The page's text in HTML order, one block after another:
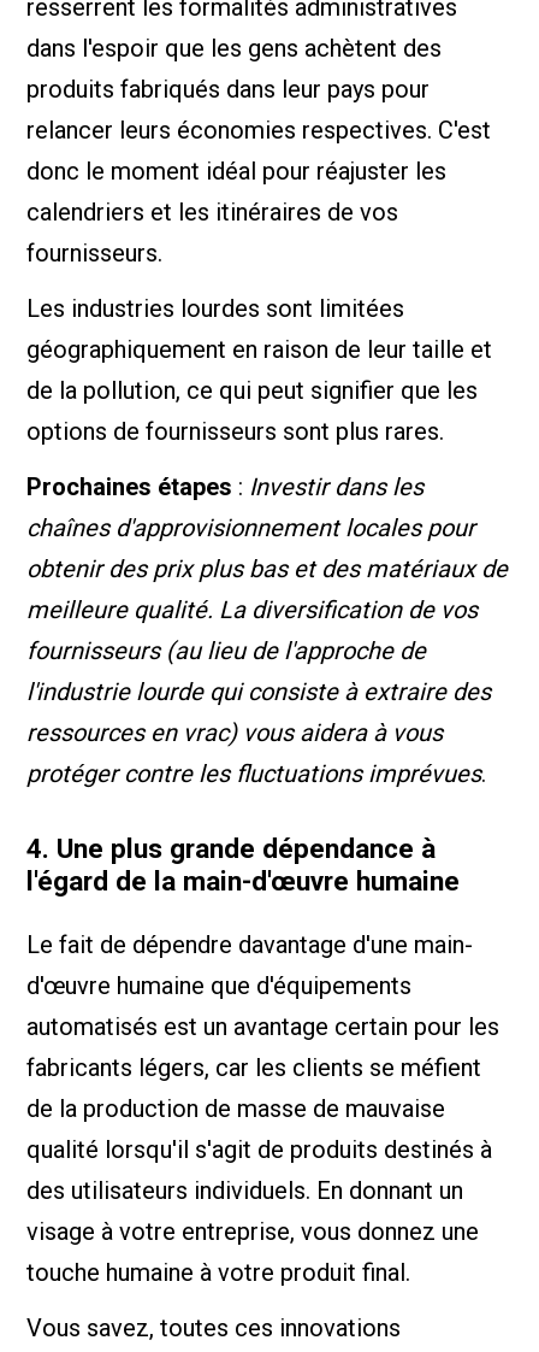
resserrent les formalités administratives
dans l'espoir que les gens achètent des
produits fabriqués dans leur pays pour
relancer leurs économies respectives. C'est
donc le moment idéal pour réajuster les
calendriers et les itinéraires de vos
fournisseurs.
Les industries lourdes sont limitées
géographiquement en raison de leur taille et
de la pollution, ce qui peut signifier que les
options de fournisseurs sont plus rares.
Prochaines étapes : Investir dans les
chaînes d'approvisionnement locales pour
obtenir des prix plus bas et des matériaux de
meilleure qualité. La diversification de vos
fournisseurs (au lieu de l'approche de
l'industrie lourde qui consiste à extraire des
ressources en vrac) vous aidera à vous
protéger contre les fluctuations imprévues.
4. Une plus grande dépendance à
l'égard de la main-d'œuvre humaine
Le fait de dépendre davantage d'une main-
d'œuvre humaine que d'équipements
automatisés est un avantage certain pour les
fabricants légers, car les clients se méfient
de la production de masse de mauvaise
qualité lorsqu'il s'agit de produits destinés à
des utilisateurs individuels. En donnant un
visage à votre entreprise, vous donnez une
touche humaine à votre produit final.
Vous savez, toutes ces innovations